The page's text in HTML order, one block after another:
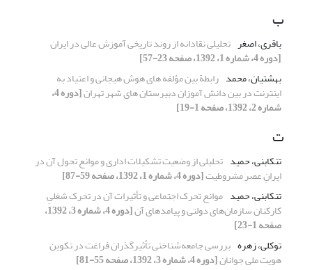
ب
باقری، اصغر تحلیلی نقادانه از روند تاریخی آموزش عالی در ایران
[دوره 4، شماره 1، 1392، صفحه 23-57]
بهشتیان، محمد رابطة بین مؤلفه های هوش هیجانی و اعتیاد به
اینترنت در بین دانش آموزان دبیرستان های شهر تهران [دوره 4،
شماره 2، 1392، صفحه 1-19]
ت
تنکابنی، حمید تحلیلی از وضعیت تشکیلات اداری و موانع تحول آن در
ایرانِ عصر مشروطیت[دوره 4، شماره 1، 1392، صفحه 59-87]
تنکابنی، حمید موانع تحرک اجتماعی و تأثیرات آن در تحرک شغلیِ
کارکنان سازمان‌های دولتی و پیامدهای آن [دوره 4، شماره 3، 1392،
صفحه 1-23]
توکلی، زهره بررسی جامعه‌شناختی تأثیرگذران فراغت در تکوین
هویت ملی جوانان[دوره 4، شماره 3، 1392، صفحه 55-81]